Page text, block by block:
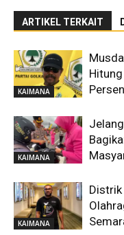
ARTIKEL TERKAIT
KAIMANA
Persen
KAIMANA
KAIMANA
Distrik